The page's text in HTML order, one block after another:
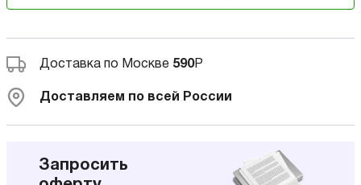
Доставка по Москве 590Р
Доставляем по всей России
Запросить